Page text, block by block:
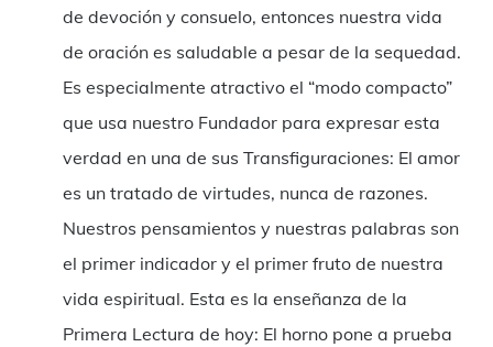
de devoción y consuelo, entonces nuestra vida
de oración es saludable a pesar de la sequedad.
Es especialmente atractivo el “modo compacto”
que usa nuestro Fundador para expresar esta
verdad en una de sus Transfiguraciones: El amor
es un tratado de virtudes, nunca de razones.
Nuestros pensamientos y nuestras palabras son
el primer indicador y el primer fruto de nuestra
vida espiritual. Esta es la enseñanza de la
Primera Lectura de hoy: El horno pone a prueba